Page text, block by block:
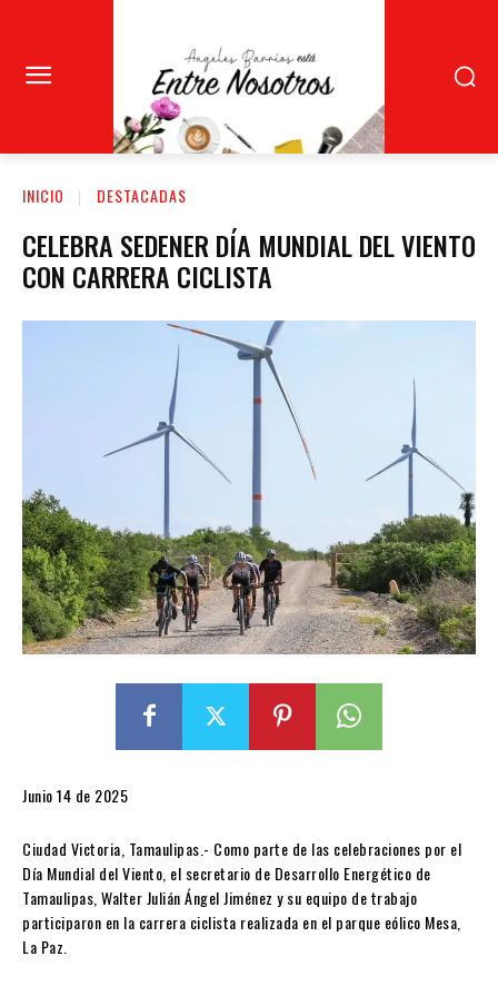
INICIO DESTACADAS
CELEBRA SEDENER DÍA MUNDIAL DEL VIENTO
CON CARRERA CICLISTA
Junio 14 de 2025
Ciudad Victoria, Tamaulipas.- Como parte de las celebraciones por el
Día Mundial del Viento, el secretario de Desarrollo Energético de
Tamaulipas, Walter Julián Ángel Jiménez y su equipo de trabajo
participaron en la carrera ciclista realizada en el parque eólico Mesa,
La Paz.